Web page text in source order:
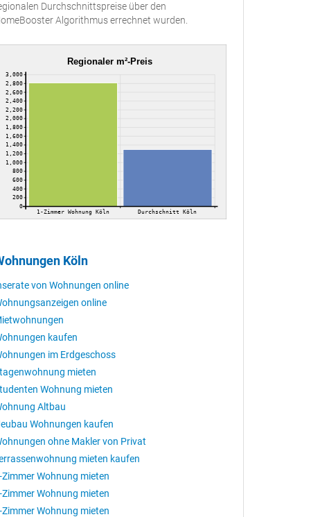
Durchschnittspreise über den
Algorithmus errechnet wurden.
Regionaler m²-Preis
0
200
400
600
800
1,000
1,200
1,400
1,600
1,800
2,000
2,200
2,400
2,600
2,800
3,000
1-Zimmer Wohnung Köln Durchschnitt Köln
Köln
von Wohnungen online
online
kaufen
im Erdgeschoss
mieten
Wohnung mieten
Altbau
Wohnungen kaufen
ohne Makler von Privat
mieten kaufen
Zimmer Wohnung mieten
Zimmer Wohnung mieten
Zimmer Wohnung mieten